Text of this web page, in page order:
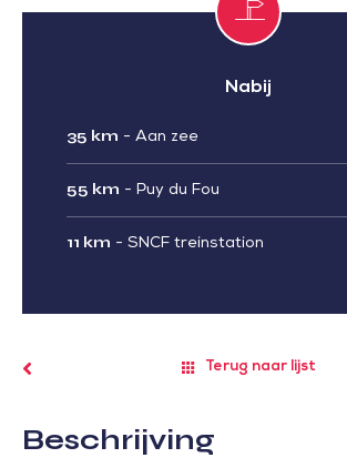
Nabij
35 km - Aan zee
55 km - Puy du Fou
11 km - SNCF treinstation
Terug naar lijst
Beschrijving